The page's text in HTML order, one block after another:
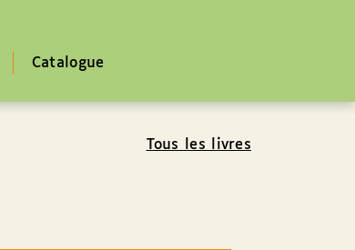
Catalogue
Tous les livres